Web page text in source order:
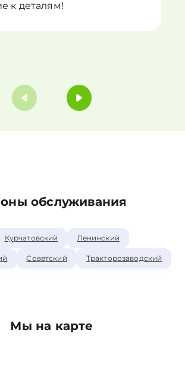
к деталям!
обслуживания
Курчатовский Ленинский
Советский Тракторозаводский
Мы на карте